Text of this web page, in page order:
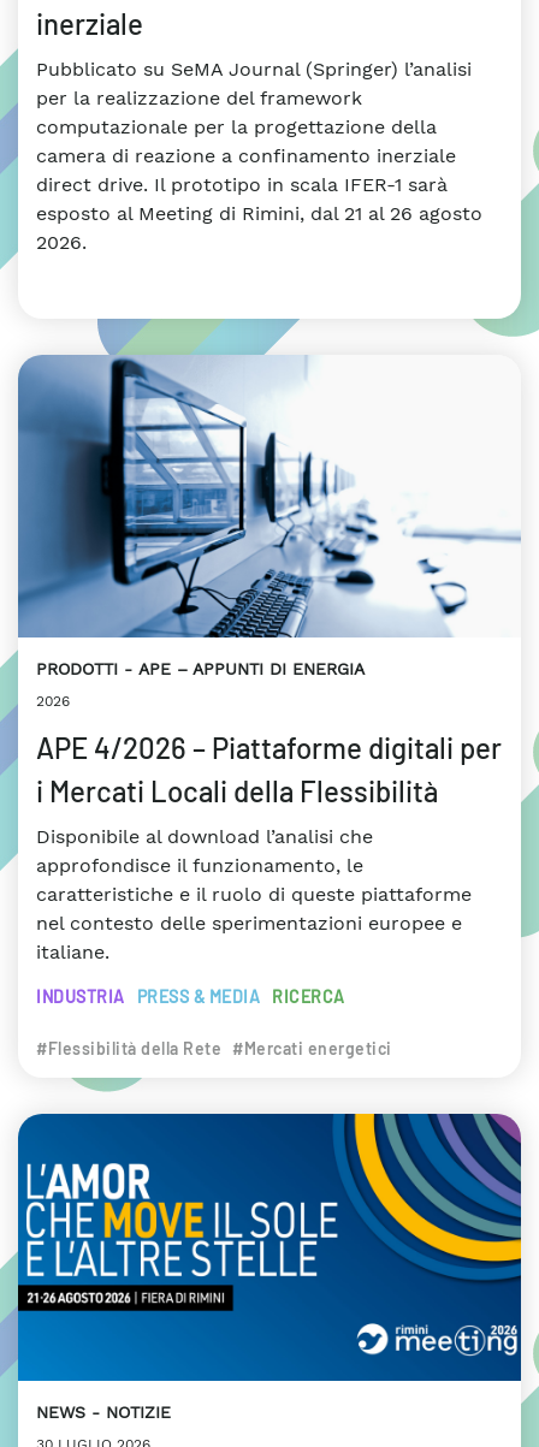
inerziale
Pubblicato su SeMA Journal (Springer) l’analisi
per la realizzazione del framework
computazionale per la progettazione della
camera di reazione a confinamento inerziale
direct drive. Il prototipo in scala IFER-1 sarà
esposto al Meeting di Rimini, dal 21 al 26 agosto
2026.
PRODOTTI APE – APPUNTI DI ENERGIA
2026
APE 4/2026 – Piattaforme digitali per
i Mercati Locali della Flessibilità
Disponibile al download l’analisi che
approfondisce il funzionamento, le
caratteristiche e il ruolo di queste piattaforme
nel contesto delle sperimentazioni europee e
italiane.
INDUSTRIA PRESS & MEDIA RICERCA
#Flessibilità della Rete #Mercati energetici
NEWS NOTIZIE